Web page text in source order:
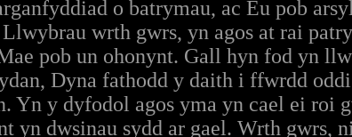
o batrymau, ac Eu pob
wrth gwrs, yn agos at rai
pob un ohonynt. Gall hyn fod yn
Dyna fathodd y daith i ffwrdd
Yn y dyfodol agos yma yn cael ei roi
yn dwsinau sydd ar gael. Wrth gwrs,